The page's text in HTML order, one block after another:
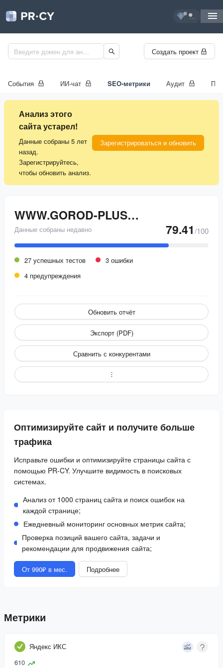
...
Создать проект
События ИИ-чат SEO-метрики Аудит
Анализ этого
сайта устарел!
Данные собраны 5 лет
назад.
Зарегистрируйтесь,
чтобы обновить анализ.
Зарегистрироваться и обновить
WWW.GOROD-PLUS.TV
Данные собраны недавно 79.41/100
27 успешных тестов
3 ошибки
4 предупреждения
Обновить отчёт
Экспорт (PDF)
Сравнить с конкурентами
Оптимизируйте сайт и получите больше
трафика
Исправьте ошибки и оптимизируйте страницы сайта с
помощью PR-CY. Улучшите видимость в поисковых
системах.
Анализ от 1000 страниц сайта и поиск ошибок на
каждой странице;
Ежедневный мониторинг основных метрик сайта;
Проверка позиций вашего сайта, задачи и
рекомендации для продвижения сайта;
От 990₽ в мес. Подробнее
Метрики
Яндекс ИКС
610